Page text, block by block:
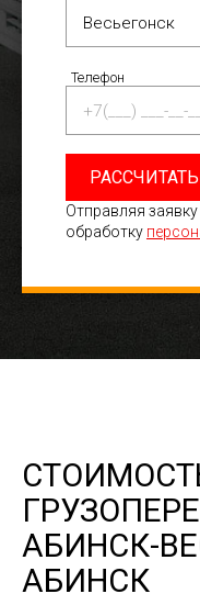
Телефон
РАССЧИТАТЬ
Отправляя
обработку
АБИНСК-
АБИНСК